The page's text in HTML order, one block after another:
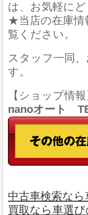
は、お気軽に
★当店の在庫情
覧ください。
スタッフ一同
す。
【ショップ情
nanoオート
中古車検索な
買取なら車選